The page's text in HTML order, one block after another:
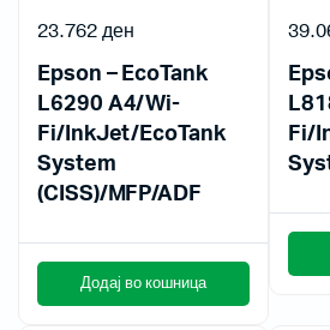
Epson – EcoTank
L6290 A4/Wi-
Fi/InkJet/EcoTank
System
(CISS)/MFP/ADF
23.762ден
Додај во кошница
Fi/